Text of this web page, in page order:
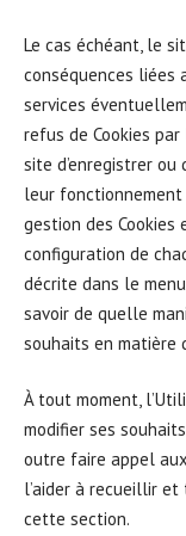
Le cas échéant, le
conséquences liées
services
refus de Cookies
site d’enregistrer ou
leur fonctionnement
gestion des Cookies
configuration de
décrite dans le
savoir de quelle
souhaits en matière
À tout moment,
modifier ses
outre faire appel
l’aider à recueillir
cette section.